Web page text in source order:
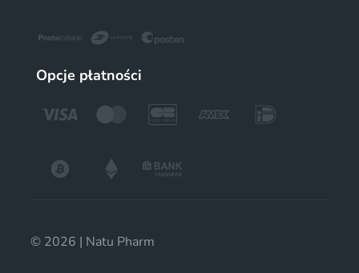
Opcje płatności
© 2026 | Natu Pharm